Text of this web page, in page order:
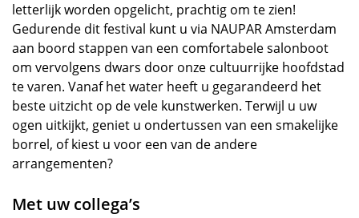
letterlijk worden opgelicht, prachtig om te zien!
Gedurende dit festival kunt u via NAUPAR Amsterdam
aan boord stappen van een comfortabele salonboot
om vervolgens dwars door onze cultuurrijke hoofdstad
te varen. Vanaf het water heeft u gegarandeerd het
beste uitzicht op de vele kunstwerken. Terwijl u uw
ogen uitkijkt, geniet u ondertussen van een smakelijke
borrel, of kiest u voor een van de andere
arrangementen?
Met uw collega’s